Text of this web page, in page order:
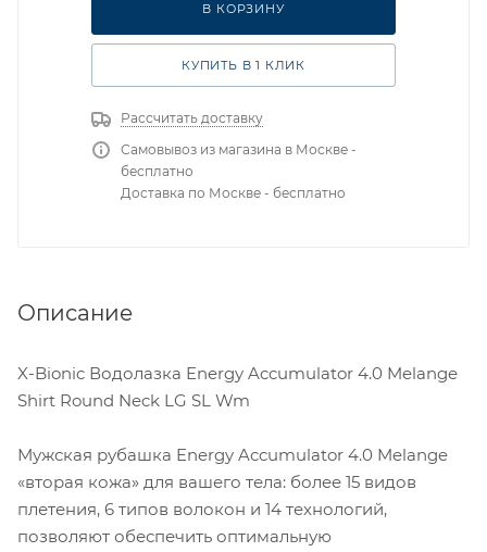
В КОРЗИНУ
КУПИТЬ В 1 КЛИК
Рассчитать доставку
Самовывоз из магазина в Москве -
бесплатно
Доставка по Москве - бесплатно
Описание
X-Bionic Водолазка Energy Accumulator 4.0 Melange
Shirt Round Neck LG SL Wm
Мужская рубашка Energy Accumulator 4.0 Melange
«вторая кожа» для вашего тела: более 15 видов
плетения, 6 типов волокон и 14 технологий,
позволяют обеспечить оптимальную